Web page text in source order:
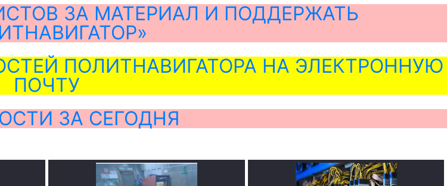
ЗА МАТЕРИАЛ И ПОДДЕРЖАТЬ
ПОЛИТНАВИГАТОРА НА ЭЛЕКТРОННУЮ
ПОЧТУ
ЗА СЕГОДНЯ